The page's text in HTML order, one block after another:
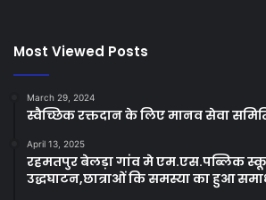
Most Viewed Posts
March 29, 2024
स्वैच्छिक रक्तदान के लिए मानव सेवा
April 13, 2025
रहमतपुर बेलड़ा गांव मे एम.एस.पब्लिक
उद्धघाटन,छात्राओं कि समस्या का हुआ